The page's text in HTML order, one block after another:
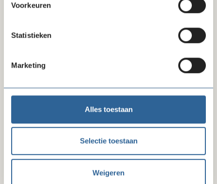
Voorkeuren
Statistieken
Marketing
Alles toestaan
Selectie toestaan
Weigeren
Beëindiging convenant na invoering recht
op zakelijke basisbetaalrekening